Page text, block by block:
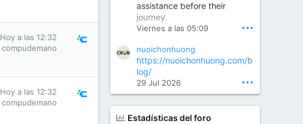
Hoy a las 12:32
compudemano
Hoy a las 12:32
compudemano
Orthopedic Surgeon in Kondapur | Best Orthopedic Doctor in Kondapur | Dr. M. Ranganath Reddy
Consult Dr. M. Ranganath
Reddy, the best...
www.drranganathreddy.co
m
assistance before their
journey.
Viernes a las 05:09 •••
nuoichonhuong
https://nuoichonhuong.com/b
log/
29 Jul 2026 •••
Estadísticas del foro